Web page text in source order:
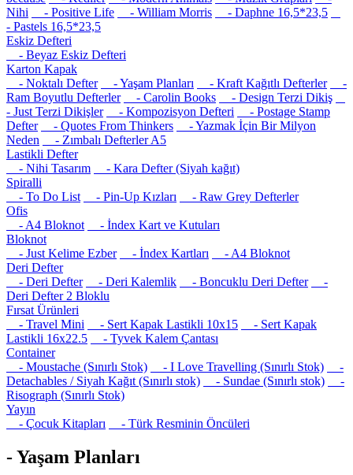
Nihi
- Positive Life - William Morris
- Daphne 16,5*23,5
- Pastels 16,5*23,5
Eskiz Defteri
- Beyaz Eskiz Defteri
Karton Kapak
- Noktalı Defter
- Yaşam Planları - Kraft Kağıtlı Defterler
-
Ram Boyutlu Defterler
- Carolin Books
- Design Terzi Dikiş
- Just Terzi Dikişler
- Kompozisyon Defteri
- Postage Stamp
Defter
- Quotes From Thinkers
- Yazmak İçin Bir Milyon
Neden
- Zımbalı Defterler A5
Lastikli Defter
- Nihi Tasarım
- Kara Defter (Siyah kağıt)
Spiralli
- To Do List
- Pin-Up Kızları
- Raw Grey Defterler
Ofis
- A4 Bloknot
- İndex Kart ve Kutuları
Bloknot
- Just Kelime Ezber
- İndex Kartları
- A4 Bloknot
Deri Defter
- Deri Defter
- Deri Kalemlik - Boncuklu Deri Defter
-
Deri Defter 2 Bloklu
Fırsat Ürünleri
- Travel Mini
- Sert Kapak Lastikli 10x15
- Sert Kapak
Lastikli 16x22.5
- Tyvek Kalem Çantası
Container
- Moustache (Sınırlı Stok)
- I Love Travelling (Sınırlı Stok)
-
Detachables / Siyah Kağıt (Sınırlı stok)
- Sundae (Sınırlı stok)
-
Risograph (Sınırlı Stok)
Yayın
- Çocuk Kitapları
- Türk Resminin Öncüleri
- Yaşam Planları